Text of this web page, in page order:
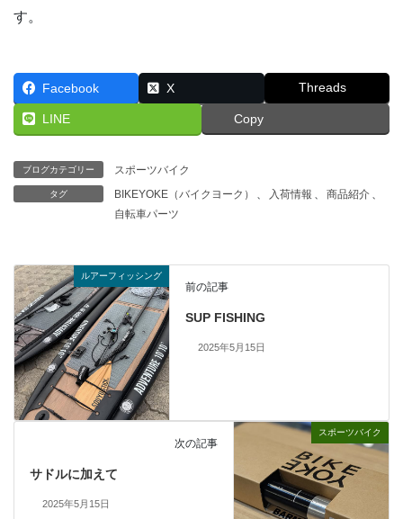
す。
Facebook X Threads
LINE Copy
ブログカテゴリー スポーツバイク
タグ BIKEYOKE（バイクヨーク） 入荷情報 商品紹介
自転車パーツ
ルアーフィッシング
前の記事
SUP FISHING
2025年5月15日
スポーツバイク
次の記事
サドルに加えて
2025年5月15日